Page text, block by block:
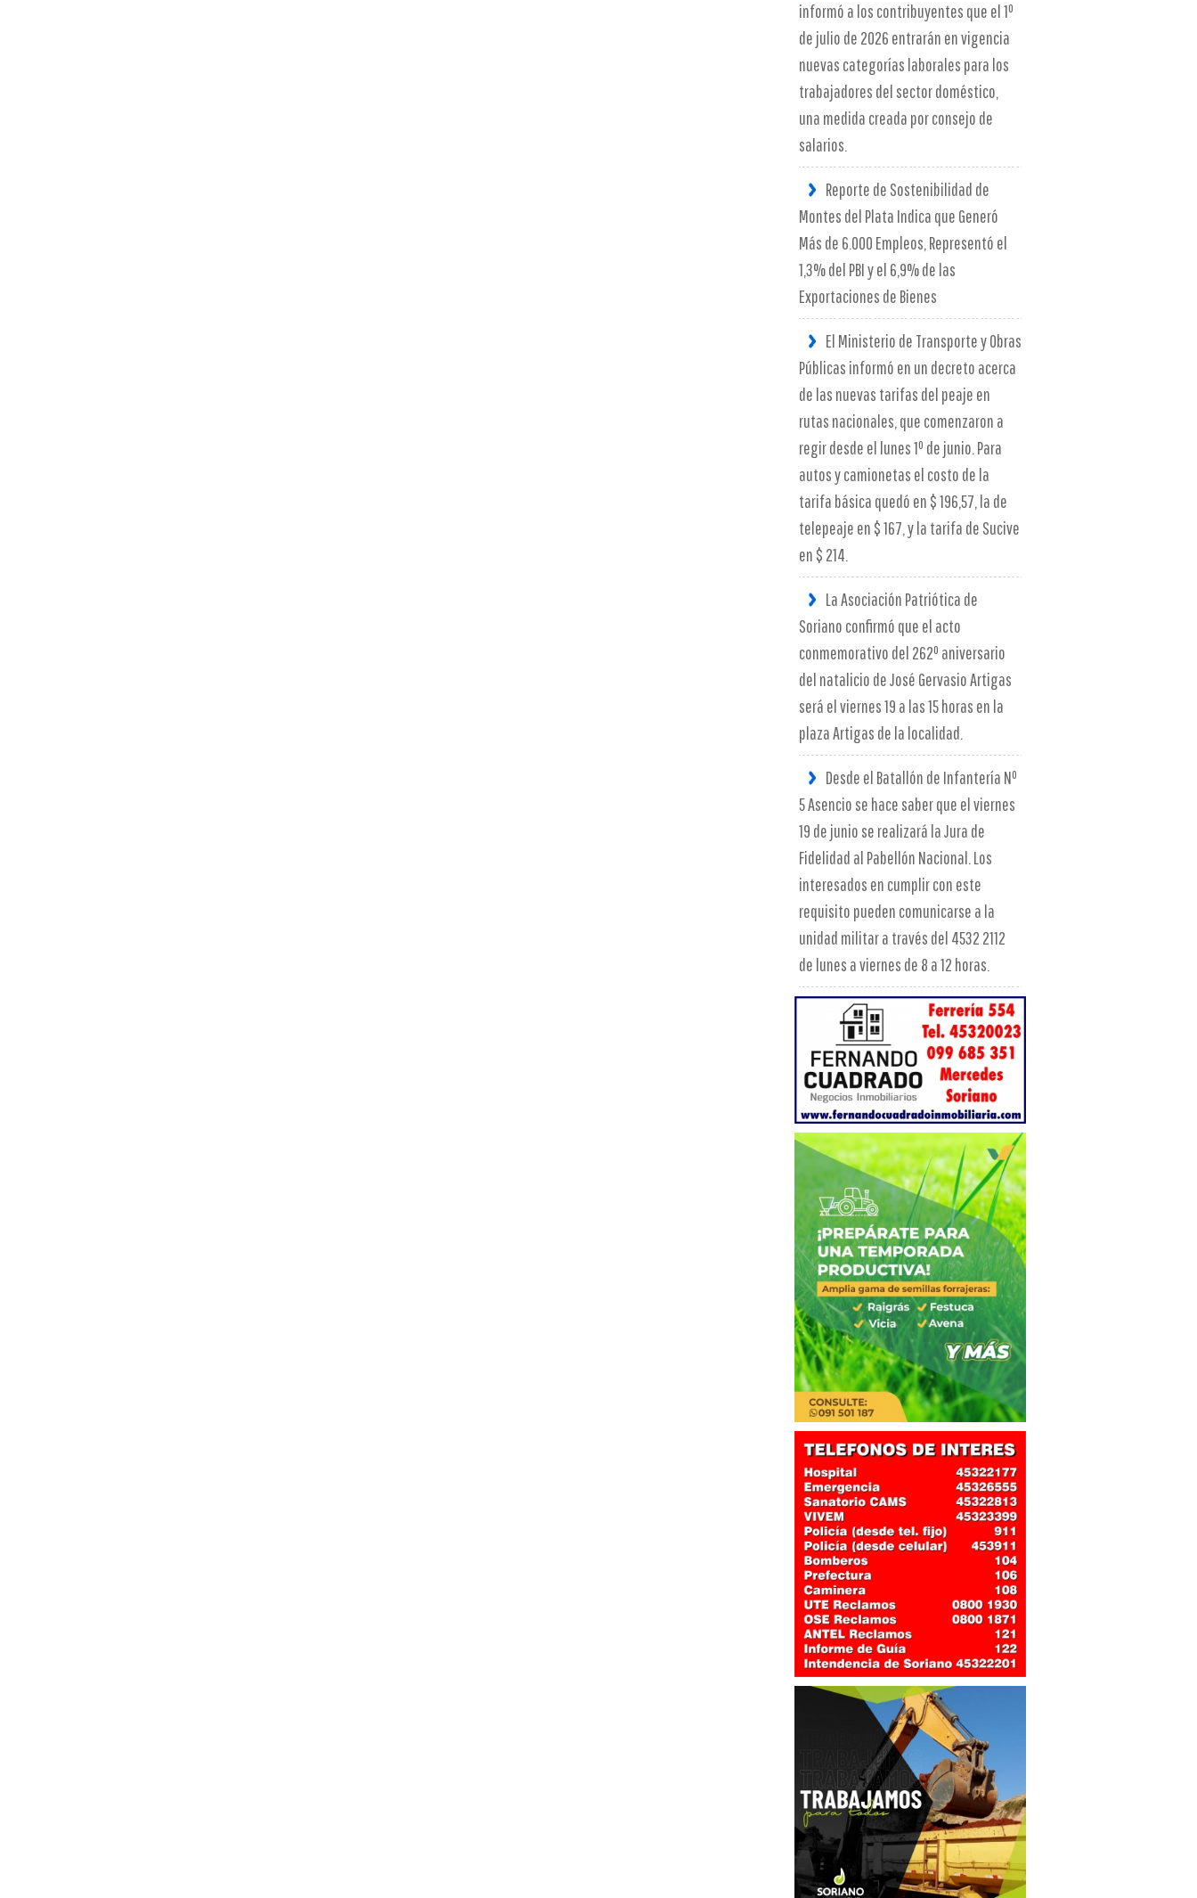
informó a los contribuyentes que el 1º
de julio de 2026 entrarán en vigencia
nuevas categorías laborales para los
trabajadores del sector doméstico,
una medida creada por consejo de
salarios.
Reporte de Sostenibilidad de
Montes del Plata Indica que Generó
Más de 6.000 Empleos, Representó el
1,3% del PBI y el 6,9% de las
Exportaciones de Bienes
El Ministerio de Transporte y Obras
Públicas informó en un decreto acerca
de las nuevas tarifas del peaje en
rutas nacionales, que comenzaron a
regir desde el lunes 1º de junio. Para
autos y camionetas el costo de la
tarifa básica quedó en $ 196,57, la de
telepeaje en $ 167, y la tarifa de Sucive
en $ 214.
La Asociación Patriótica de
Soriano confirmó que el acto
conmemorativo del 262º aniversario
del natalicio de José Gervasio Artigas
será el viernes 19 a las 15 horas en la
plaza Artigas de la localidad.
Desde el Batallón de Infantería Nº
5 Asencio se hace saber que el viernes
19 de junio se realizará la Jura de
Fidelidad al Pabellón Nacional. Los
interesados en cumplir con este
requisito pueden comunicarse a la
unidad militar a través del 4532 2112
de lunes a viernes de 8 a 12 horas.